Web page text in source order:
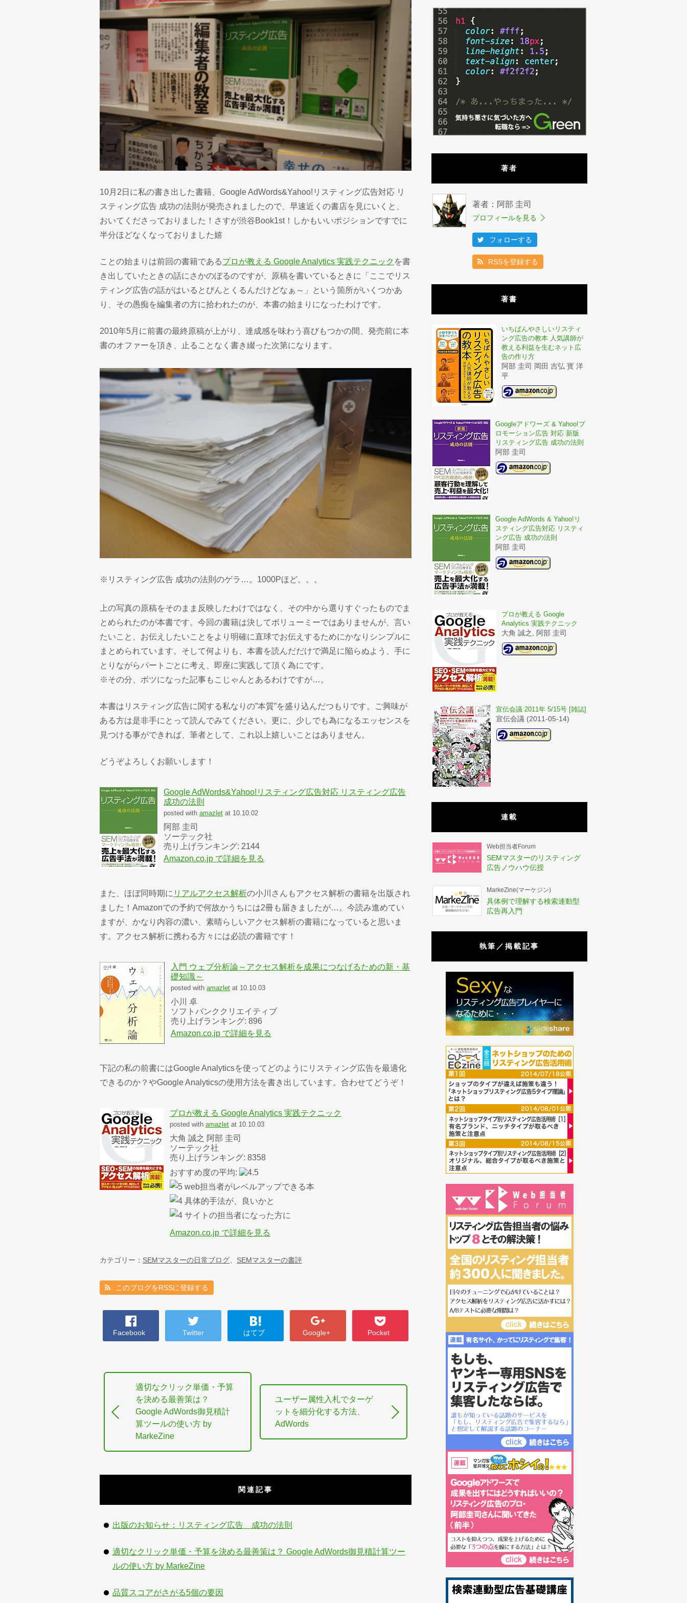
10月2日に私の書き出した書籍、Google AdWords&Yahoo!リスティング広告対応 リ
スティング広告 成功の法則が発売されましたので、早速近くの書店を見にいくと、
おいてくださっておりました！さすが渋谷Book1st！しかもいいポジションですでに
半分ほどなくなっておりました嬉
ことの始まりは前回の書籍であるプロが教える Google Analytics 実践テクニック を書
き出していたときの話にさかのぼるのですが、原稿を書いているときに「ここでリス
ティング広告の話がはいるとぴんとくるんだけどなぁ～」という箇所がいくつかあ
り、その愚痴を編集者の方に拾われたのが、本書の始まりになったわけです。
2010年5月に前書の最終原稿が上がり、達成感を味わう喜びもつかの間、発売前に本
書のオファーを頂き、止ることなく書き綴った次第になります。
※リスティング広告 成功の法則のゲラ…。1000Pほど。。。
上の写真の原稿をそのまま反映したわけではなく、その中から選りすぐったものでま
とめられたのが本書です。今回の書籍は決してボリューミーではありませんが、言い
たいこと、お伝えしたいことをより明確に直球でお伝えするためにかなりシンプルに
まとめられています。そして何よりも、本書を読んだだけで満足に陥らぬよう、手に
とりながらパートごとに考え、即座に実践して頂く為にです。
※その分、ボツになった記事もこじゃんとあるわけですが…。
本書はリスティング広告に関する私なりの”本質”を盛り込んだつもりです。ご興味が
ある方は是非手にとって読んでみてください。更に、少しでも為になるエッセンスを
見つける事ができれば、筆者として、これ以上嬉しいことはありません。
どうぞよろしくお願いします！
Google AdWords&Yahoo!リスティング広告対応 リスティング広告
成功の法則
posted with amazlet at 10.10.02
阿部 圭司
ソーテック社
売り上げランキング: 2144
Amazon.co.jp で詳細を見る
また、ほぼ同時期に リアルアクセス解析の小川さんもアクセス解析の書籍を出版され
ました！Amazonでの予約で何故かうちには2冊も届きましたが…。今読み進めてい
ますが、かなり内容の濃い、素晴らしいアクセス解析の書籍になっていると思いま
す。アクセス解析に携わる方々には必読の書籍です！
入門 ウェブ分析論～アクセス解析を成果につなげるための新・基
礎知識～
posted with amazlet at 10.10.03
小川 卓
ソフトバンククリエイティブ
売り上げランキング: 896
Amazon.co.jp で詳細を見る
下記の私の前書にはGoogle Analyticsを使ってどのようにリスティング広告を最適化
できるのか？やGoogle Analyticsの使用方法を書き出しています。合わせてどうぞ！
プロが教える Google Analytics 実践テクニック
posted with amazlet at 10.10.03
大角 誠之 阿部 圭司
ソーテック社
売り上げランキング: 8358
おすすめ度の平均:
web担当者がレベルアップできる本
具体的手法が、良いかと
サイトの担当者になった方に
Amazon.co.jp で詳細を見る
カテゴリー： SEMマスターの日常ブログ SEMマスターの書評
このブログをRSSに登録する
Facebook Twitter はてブ Google+ Pocket
適切なクリック単価・予算
を決める最善策は？
Google AdWords御見積計
算ツールの使い方 by
MarkeZine
ユーザー属性入札でターゲ
ットを細分化する方法、
AdWords
関連記事
出版のお知らせ：リスティング広告 成功の法則
適切なクリック単価・予算を決める最善策は？ Google AdWords御見積計算ツー
ルの使い方 by MarkeZine
品質スコアがさがる5個の要因
著者
著者：阿部 圭司
プロフィールを見る
フォローする
RSSを登録する
著書
いちばんやさしいリスティ
ング広告の教本 人気講師が
教える利益を生むネット広
告の作り方
阿部 圭司 岡田 吉弘 寳 洋
平
Googleアドワーズ & Yahoo!プ
ロモーション広告 対応 新版
リスティング広告 成功の法則
阿部 圭司
Google AdWords & Yahoo!リ
スティング広告対応 リスティ
ング広告 成功の法則
阿部 圭司
プロが教える Google
Analytics 実践テクニック
大角 誠之, 阿部 圭司
宣伝会議 2011年 5/15号 [雑誌]
宣伝会議 (2011-05-14)
連載
Web担当者Forum
SEMマスターのリスティング
広告ノウハウ伝授
MarkeZine(マーケジン)
具体例で理解する検索連動型
広告再入門
執筆／掲載記事